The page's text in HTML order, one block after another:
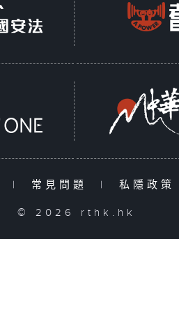
| 常見問題 | 私隱政策
© 2026 rthk.hk